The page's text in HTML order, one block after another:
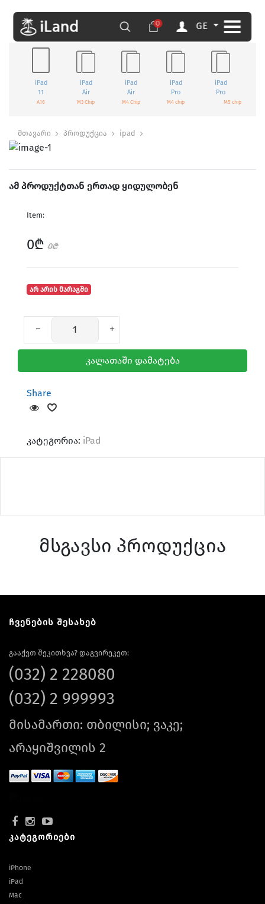
0 GE
iPad
11
A16
iPad
Air
M3 Chip
iPad
Air
M4 Chip
iPad
Pro
M4 chip
iPad
Pro
M5 chip
მთავარი პროდუქცია ipad
ამ პროდუქტთან ერთად ყიდულობენ
Item:
0₾ 0₾
არ არის მარაგში
კალათაში დამატება
Share
კატეგორია: iPad
მსგავსი პროდუქცია
ჩვენების შესახებ
გააქვთ შეკითხვა? დაგვირეკეთ:
(032) 2 228080
(032) 2 999993
მისამართი: თბილისი; ვაკე;
არაყიშვილის 2
კატეგორიები
iPhone
iPad
Mac